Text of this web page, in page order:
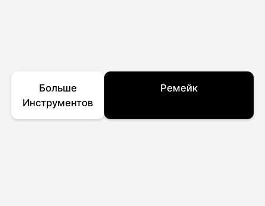
Больше
Инструментов
Ремейк